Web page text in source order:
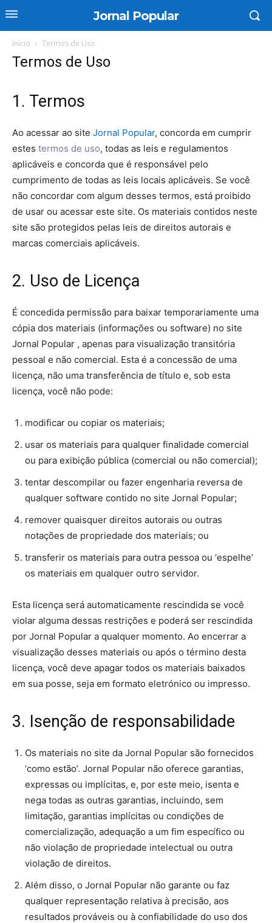
Jornal Popular
Início Termos de Uso
Termos de Uso
1. Termos
Ao acessar ao site Jornal Popular, concorda em cumprir
estes termos de uso, todas as leis e regulamentos
aplicáveis ​​e concorda que é responsável pelo
cumprimento de todas as leis locais aplicáveis. Se você
não concordar com algum desses termos, está proibido
de usar ou acessar este site. Os materiais contidos neste
site são protegidos pelas leis de direitos autorais e
marcas comerciais aplicáveis.
2. Uso de Licença
É concedida permissão para baixar temporariamente uma
cópia dos materiais (informações ou software) no site
Jornal Popular , apenas para visualização transitória
pessoal e não comercial. Esta é a concessão de uma
licença, não uma transferência de título e, sob esta
licença, você não pode:
modificar ou copiar os materiais;
usar os materiais para qualquer finalidade comercial
ou para exibição pública (comercial ou não comercial);
tentar descompilar ou fazer engenharia reversa de
qualquer software contido no site Jornal Popular;
remover quaisquer direitos autorais ou outras
notações de propriedade dos materiais; ou
transferir os materiais para outra pessoa ou ‘espelhe’
os materiais em qualquer outro servidor.
Esta licença será automaticamente rescindida se você
violar alguma dessas restrições e poderá ser rescindida
por Jornal Popular a qualquer momento. Ao encerrar a
visualização desses materiais ou após o término desta
licença, você deve apagar todos os materiais baixados
em sua posse, seja em formato eletrónico ou impresso.
3. Isenção de responsabilidade
Os materiais no site da Jornal Popular são fornecidos
‘como estão’. Jornal Popular não oferece garantias,
expressas ou implícitas, e, por este meio, isenta e
nega todas as outras garantias, incluindo, sem
limitação, garantias implícitas ou condições de
comercialização, adequação a um fim específico ou
não violação de propriedade intelectual ou outra
violação de direitos.
Além disso, o Jornal Popular não garante ou faz
qualquer representação relativa à precisão, aos
resultados prováveis ​​ou à confiabilidade do uso dos